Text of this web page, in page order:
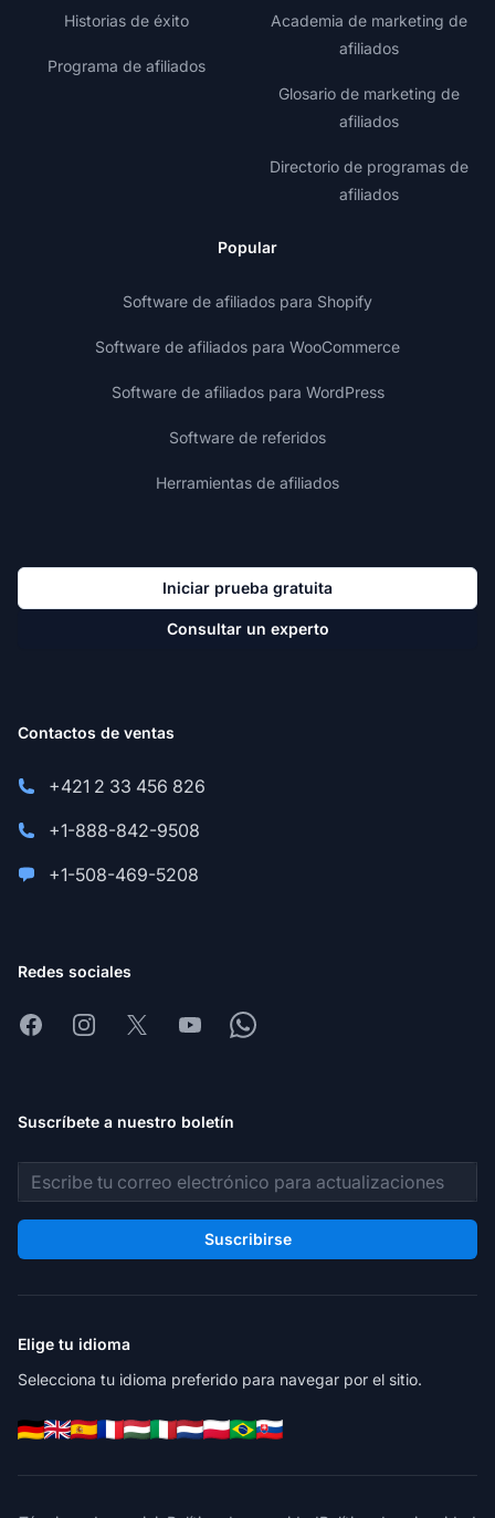
Historias de éxito
Programa de afiliados
Academia de marketing de
afiliados
Glosario de marketing de
afiliados
Directorio de programas de
afiliados
Popular
Software de afiliados para Shopify
Software de afiliados para WooCommerce
Software de afiliados para WordPress
Software de referidos
Herramientas de afiliados
Iniciar prueba gratuita
Consultar un experto
Contactos de ventas
+421 2 33 456 826
+1-888-842-9508
+1-508-469-5208
Redes sociales
FacebookInstagram
X YoutubeWhatsapp
Suscríbete a nuestro boletín
Dirección de correo electrónico
Suscribirse
Elige tu idioma
Selecciona tu idioma preferido para navegar por el sitio.